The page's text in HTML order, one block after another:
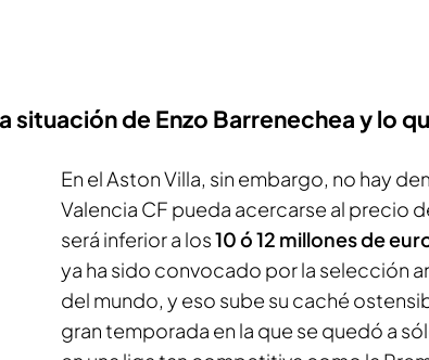
situación de Enzo Barrenechea y lo
En el Aston Villa, sin embargo, no hay
Valencia CF pueda acercarse al precio
será inferior a los10 ó 12 millones de
ya ha sido convocado por la selección
del mundo, y eso sube su caché
gran temporada en la que se quedó a